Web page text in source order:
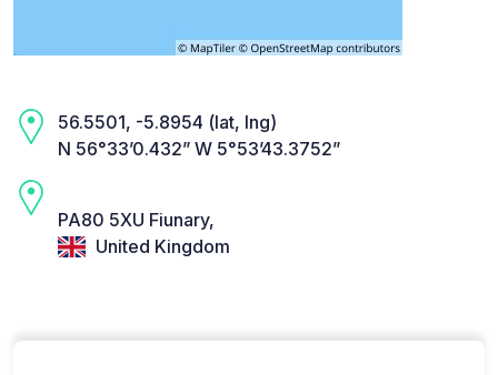
56.5501, -5.8954 (lat, lng)
N 56°33’0.432” W 5°53’43.3752”
PA80 5XU Fiunary,
United Kingdom